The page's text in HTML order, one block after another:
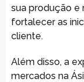
sua produção e
fortalecer as
cliente.
Além disso, a
mercados na